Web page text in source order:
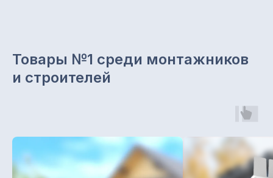
Товары №1 среди монтажников
и строителей
Звоните с 8.00 до 19.00